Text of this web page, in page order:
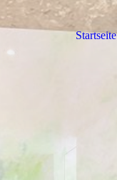
Startseite